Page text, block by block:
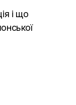
і що